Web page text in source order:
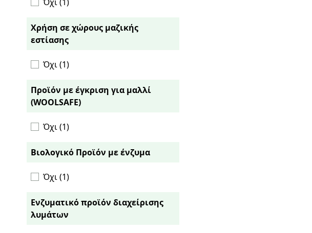
Από Φωτιά (1)
Χρήση σε χώρους μαζικής
εστίασης
Όχι (1)
Προϊόν με έγκριση για μαλλί
(WOOLSAFE)
Όχι (1)
Βιολογικό Προϊόν με ένζυμα
Όχι (1)
Ενζυματικό προϊόν διαχείρισης
λυμάτων